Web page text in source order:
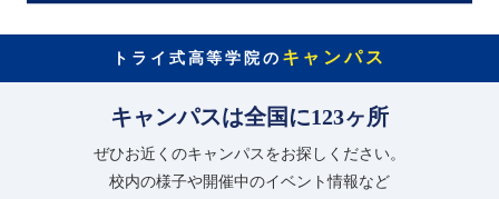
トライ式高等学院の キャンパス
キャンパスは全国に123ヶ所
ぜひお近くのキャンパスをお探しください。
校内の様子や開催中のイベント情報など